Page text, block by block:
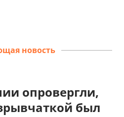
новость
опровергли,
был